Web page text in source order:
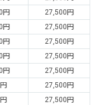
円
27,500円
円
27,500円
円
27,500円
円
27,500円
円
27,500円
27,500円
27,500円